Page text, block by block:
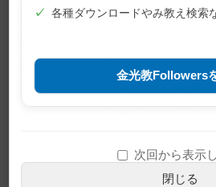
日々の信心生活を進めてまい
人々のためにこそある、とい
取り組みが随所でなされる時
う着実なものになっていくであ
✓ 各種ダウンロードやみ教え検索
金光教Followers
次回から表示
閉じる